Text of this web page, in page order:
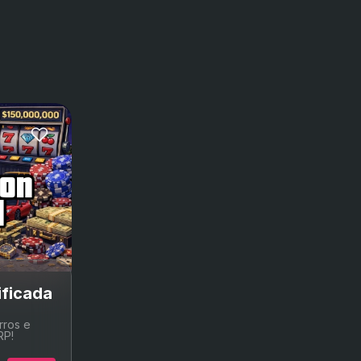
de GTA Online.
aqui a opção certa.
e